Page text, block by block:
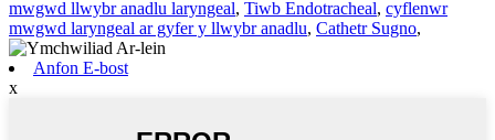
mwgwd llwybr anadlu laryngeal, Tiwb Endotracheal, cyflenwr
mwgwd laryngeal ar gyfer y llwybr anadlu, Cathetr Sugno,
Anfon E-bost
x